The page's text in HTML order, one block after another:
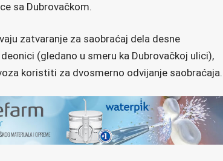
sa Dubrovačkom.
zatvaranje za saobraćaj dela desne
(gledano u smeru ka Dubrovačkoj ulici),
koristiti za dvosmerno odvijanje saobraćaja.